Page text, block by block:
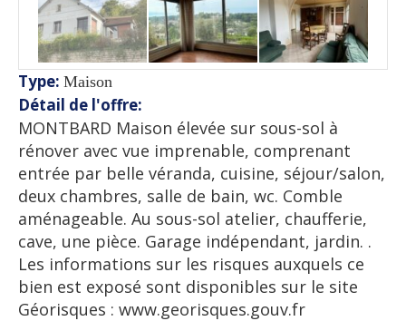
Type: Maison
Détail de l'offre:
MONTBARD Maison élevée sur sous-sol à
rénover avec vue imprenable, comprenant
entrée par belle véranda, cuisine, séjour/salon,
deux chambres, salle de bain, wc. Comble
aménageable. Au sous-sol atelier, chaufferie,
cave, une pièce. Garage indépendant, jardin. .
Les informations sur les risques auxquels ce
bien est exposé sont disponibles sur le site
Géorisques : www.georisques.gouv.fr